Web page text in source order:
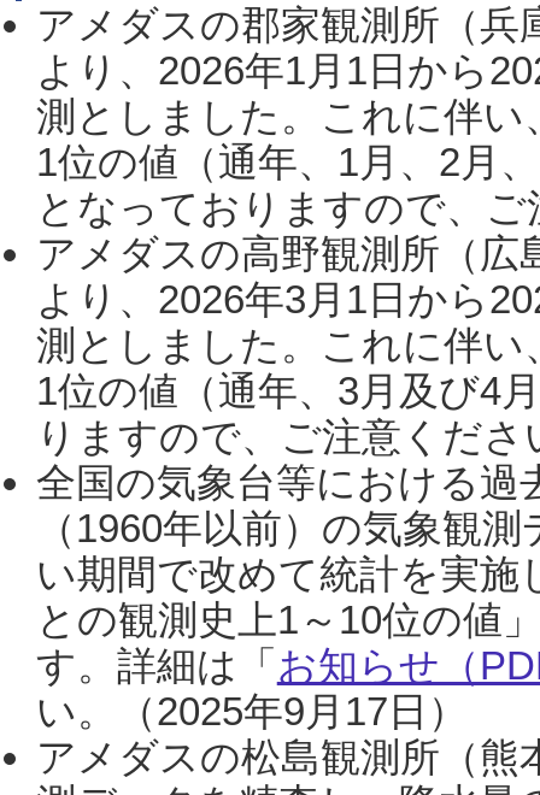
アメダスの郡家観測所（
より、2026年1月1日から
測としました。これに伴い
1位の値（通年、1月、2月
となっておりますので、
アメダスの高野観測所（
より、2026年3月1日から
測としました。これに伴い
1位の値（通年、3月及び4
りますので、ご注意くだ
全国の気象台等における過
（1960年以前）の気象観
い期間で改めて統計を実
との観測史上1～10位の値
す。詳細は「 お知らせ（
い。（2025年9月17日）
アメダスの松島観測所（熊